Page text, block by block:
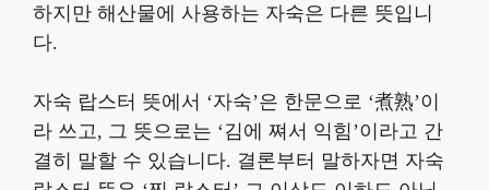
하지만 해산물에 사용하는 자숙은 다른 뜻입니
다.
자숙 랍스터 뜻에서 ‘자숙’은 한문으로 ‘煮熟’이
라 쓰고, 그 뜻으로는 ‘김에 쪄서 익힘’이라고 간
결히 말할 수 있습니다. 결론부터 말하자면 자숙